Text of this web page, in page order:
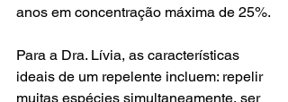
anos em concentração máxima de 25%.
Para a Dra. Lívia, as características
ideais de um repelente incluem: repelir
muitas espécies simultaneamente, ser